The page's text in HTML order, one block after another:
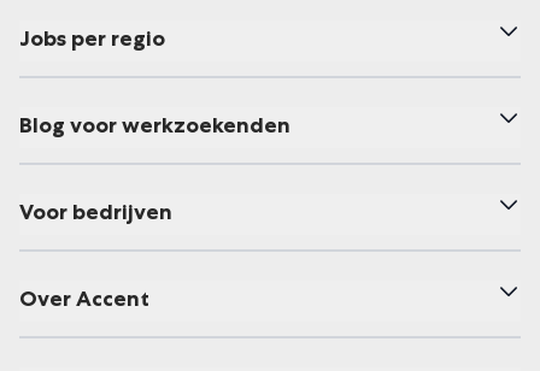
Jobs per regio
Blog voor werkzoekenden
Voor bedrijven
Over Accent